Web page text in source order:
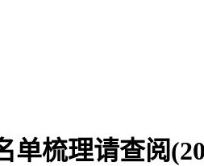
单梳理请查阅